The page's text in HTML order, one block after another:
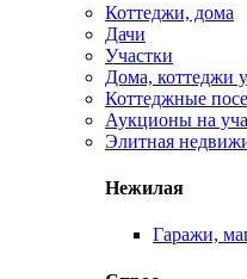
Коттеджи, дома
Дачи
Участки
Дома, коттеджи
Коттеджные
Аукционы на
Элитная
Нежилая
Гаражи,